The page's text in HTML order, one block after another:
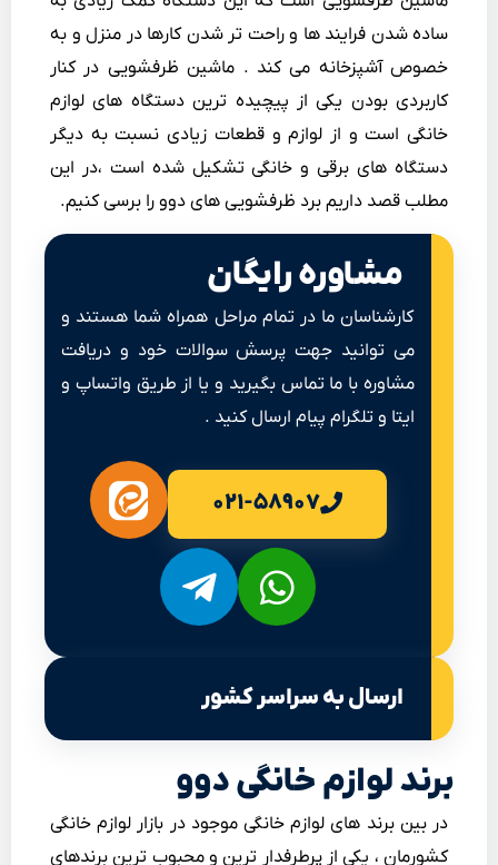
ساده شدن فرایند ها و راحت تر شدن کارها در منزل و به
خصوص آشپزخانه می کند . ماشین ظرفشویی در کنار
کاربردی بودن یکی از پیچیده ترین دستگاه های لوازم
خانگی است و از لوازم و قطعات زیادی نسبت به دیگر
دستگاه های برقی و خانگی تشکیل شده است ،در این
مطلب قصد داریم برد ظرفشویی های دوو را برسی کنیم.
مشاوره رایگان
کارشناسان ما در تمام مراحل همراه شما هستند و
می توانید جهت پرسش سوالات خود و دریافت
مشاوره با ما تماس بگیرید و یا از طریق واتساپ و
ایتا و تلگرام پیام ارسال کنید .
۰۲۱-۵۸۹۰۷
ارسال به سراسر کشور
برند لوازم خانگی دوو
در بین برند های لوازم خانگی موجود در بازار لوازم خانگی
کشورمان ، یکی از پرطرفدار ترین و محبوب ترین برندهای